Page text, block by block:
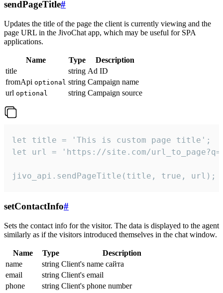
sendPageTitle#
Updates the title of the page the client is currently viewing and the
page URL in the JivoChat app, which may be useful for SPA
applications.
Name Type
Description
title
string Ad ID
fromApi optional string Campaign name
url optional string Campaign source
let title = 'This is custom page title';
let url = 'https://site.com/
jivo_api.sendPageTitle(title, true, url);
setContactInfo#
Sets the contact info for the visitor. The data is displayed to the agent
similarly as if the visitors introduced themselves in the chat window.
Name Type
Description
name
string Client's name сайта
email
string Client's email
phone
string Client's phone number